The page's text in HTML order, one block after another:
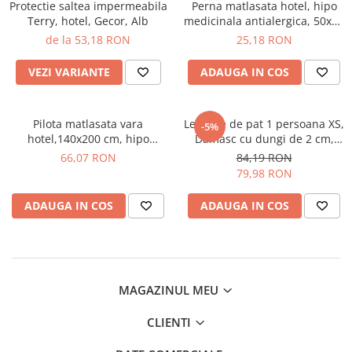
Protectie saltea impermeabila
Terry, hotel, Gecor, Alb
de la 53,18 RON
VEZI VARIANTE
Perna matlasata hotel, hipo
medicinala antialergica, 50x70
cm, Hipomed, Gecor, Alba
25,18 RON
ADAUGA IN COS
Pilota matlasata vara
hotel,140x200 cm, hipo
medicinala antialergica
66,07 RON
ADAUGA IN COS
-5%
Lenjerie de pat 1 persoana XS,
Damasc cu dungi de 2 cm,
Gecor, Alb
84,19 RON
79,98 RON
ADAUGA IN COS
MAGAZINUL MEU
CLIENTI